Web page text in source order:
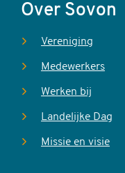
Over Sovon
Vereniging
Medewerkers
Werken bij
Landelijke Dag
Missie en visie